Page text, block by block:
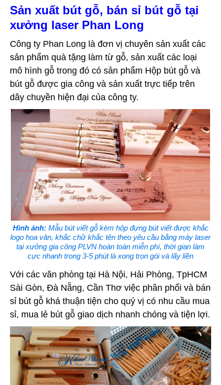
Sản xuất bút gỗ, bán sỉ bút gỗ tại
xưởng laser Phan Long
Công ty Phan Long là đơn vị chuyên sản xuất các
sản phẩm quà tặng làm từ gỗ, sản xuất các loại
mô hình gỗ trong đó có sản phẩm Hộp bút gỗ và
bút gỗ được gia công và sản xuất trực tiếp trên
dây chuyền hiện đại của công ty.
Hình ảnh:Mẫu bút viết gỗ kèm hộp đựng bút viết được khắc
logo hoa văn, khắc chữ khắc tên theo yêu cầu bằng máy laser
tại xưởng gia công PLVN hoàn toàn miễn phí, thời gian làm
cực nhanh trong 3-5 phút là xong trọn gói và lấy liền
Với các văn phòng tại Hà Nội, Hải Phòng, TpHCM
Sài Gòn, Đà Nẵng, Cần Thơ việc phân phối và bán
sỉ bút gỗ khá thuận tiện cho quý vị có nhu cầu mua
sỉ, mua lẻ bút gỗ giao dịch nhanh chóng và tiện lợi.